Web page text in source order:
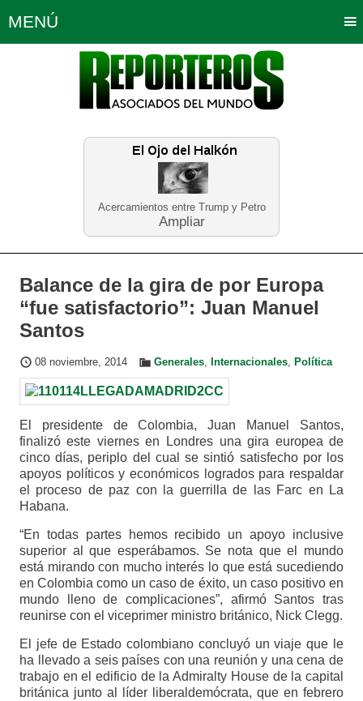
Acercamientos entre Trump y Petro
Ampliar
MENÚ
Política Opinión Bogotá
Planeta Tierra Deportes
Educación Neira
Balance de la gira de por Europa
“fue satisfactorio”: Juan Manuel
Santos
08 noviembre, 2014 Generales, Internacionales, Política
El presidente de Colombia, Juan Manuel Santos,
finalizó este viernes en Londres una gira europea de
cinco días, periplo del cual se sintió satisfecho por los
apoyos políticos y económicos logrados para respaldar
el proceso de paz con la guerrilla de las Farc en La
Habana.
“En todas partes hemos recibido un apoyo inclusive
superior al que esperábamos. Se nota que el mundo
está mirando con mucho interés lo que está sucediendo
en Colombia como un caso de éxito, un caso positivo en
mundo lleno de complicaciones”, afirmó Santos tras
reunirse con el viceprimer ministro británico, Nick Clegg.
El jefe de Estado colombiano concluyó un viaje que le
ha llevado a seis países con una reunión y una cena de
trabajo en el edificio de la Admiralty House de la capital
británica junto al líder liberaldemócrata, que en febrero